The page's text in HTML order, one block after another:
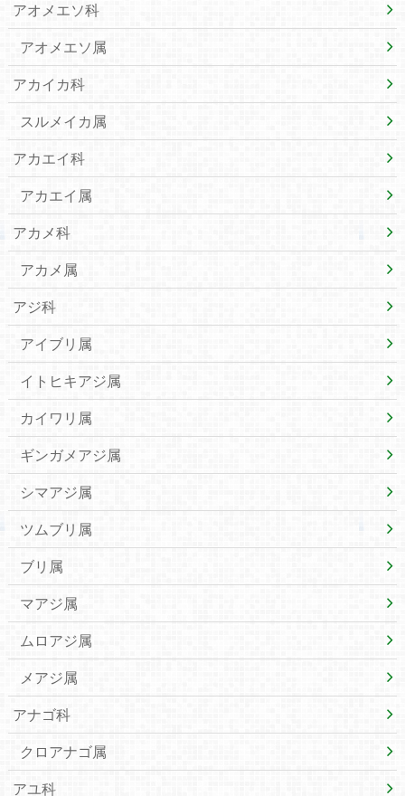
アオメエソ科
アオメエソ属
アカイカ科
スルメイカ属
アカエイ科
アカエイ属
アカメ科
アカメ属
アジ科
アイブリ属
イトヒキアジ属
カイワリ属
ギンガメアジ属
シマアジ属
ツムブリ属
ブリ属
マアジ属
ムロアジ属
メアジ属
アナゴ科
クロアナゴ属
アユ科